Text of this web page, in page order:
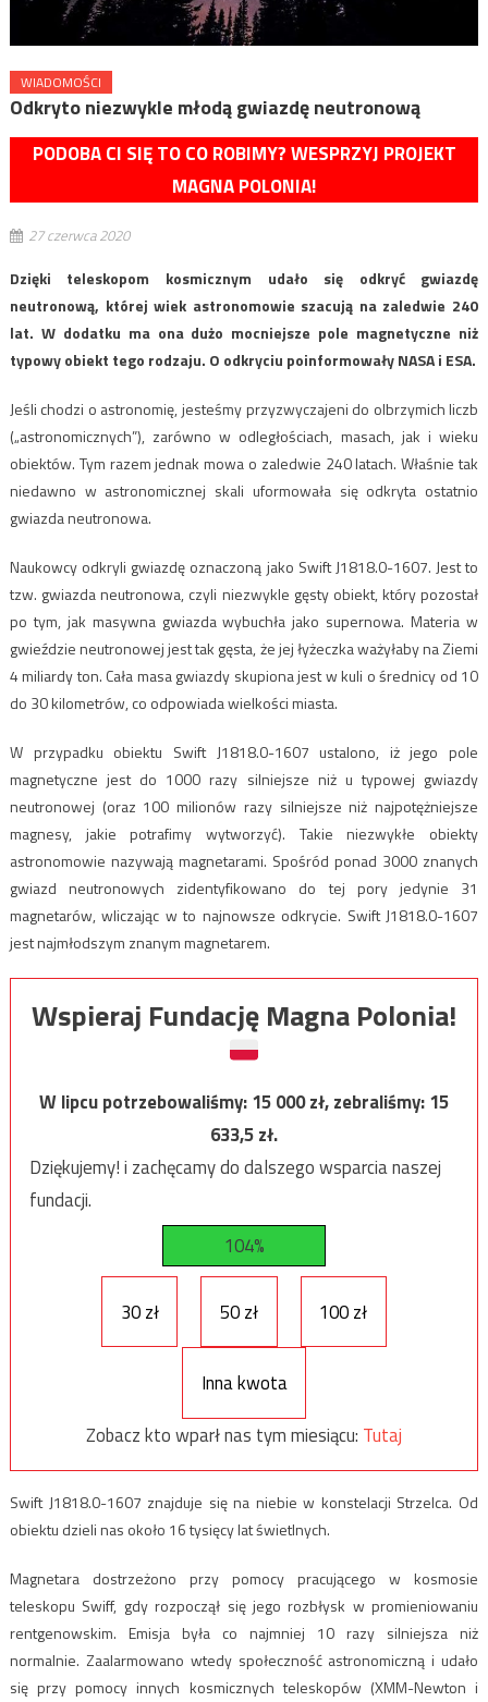
WIADOMOŚCI
Odkryto niezwykle młodą gwiazdę neutronową
PODOBA CI SIĘ TO CO ROBIMY? WESPRZYJ PROJEKT
MAGNA POLONIA!
27 czerwca 2020
Dzięki teleskopom kosmicznym udało się odkryć gwiazdę
neutronową, której wiek astronomowie szacują na zaledwie 240
lat. W dodatku ma ona dużo mocniejsze pole magnetyczne niż
typowy obiekt tego rodzaju. O odkryciu poinformowały NASA i ESA.
Jeśli chodzi o astronomię, jesteśmy przyzwyczajeni do olbrzymich liczb
(„astronomicznych”), zarówno w odległościach, masach, jak i wieku
obiektów. Tym razem jednak mowa o zaledwie 240 latach. Właśnie tak
niedawno w astronomicznej skali uformowała się odkryta ostatnio
gwiazda neutronowa.
Naukowcy odkryli gwiazdę oznaczoną jako Swift J1818.0-1607. Jest to
tzw. gwiazda neutronowa, czyli niezwykle gęsty obiekt, który pozostał
po tym, jak masywna gwiazda wybuchła jako supernowa. Materia w
gwieździe neutronowej jest tak gęsta, że jej łyżeczka ważyłaby na Ziemi
4 miliardy ton. Cała masa gwiazdy skupiona jest w kuli o średnicy od 10
do 30 kilometrów, co odpowiada wielkości miasta.
W przypadku obiektu Swift J1818.0-1607 ustalono, iż jego pole
magnetyczne jest do 1000 razy silniejsze niż u typowej gwiazdy
neutronowej (oraz 100 milionów razy silniejsze niż najpotężniejsze
magnesy, jakie potrafimy wytworzyć). Takie niezwykłe obiekty
astronomowie nazywają magnetarami. Spośród ponad 3000 znanych
gwiazd neutronowych zidentyfikowano do tej pory jedynie 31
magnetarów, wliczając w to najnowsze odkrycie. Swift J1818.0-1607
jest najmłodszym znanym magnetarem.
Wspieraj Fundację Magna Polonia!
W lipcu potrzebowaliśmy:15 000zł, zebraliśmy:15
633,5zł.
Dziękujemy! i zachęcamy do dalszego wsparcia naszej
fundacji.
104%
30 zł 50 zł 100 zł
Inna kwota
Zobacz kto wparł nas tym miesiącu: Tutaj
Swift J1818.0-1607 znajduje się na niebie w konstelacji Strzelca. Od
obiektu dzieli nas około 16 tysięcy lat świetlnych.
Magnetara dostrzeżono przy pomocy pracującego w kosmosie
teleskopu Swiff, gdy rozpoczął się jego rozbłysk w promieniowaniu
rentgenowskim. Emisja była co najmniej 10 razy silniejsza niż
normalnie. Zaalarmowano wtedy społeczność astronomiczną i udało
się przy pomocy innych kosmicznych teleskopów (XMM-Newton i